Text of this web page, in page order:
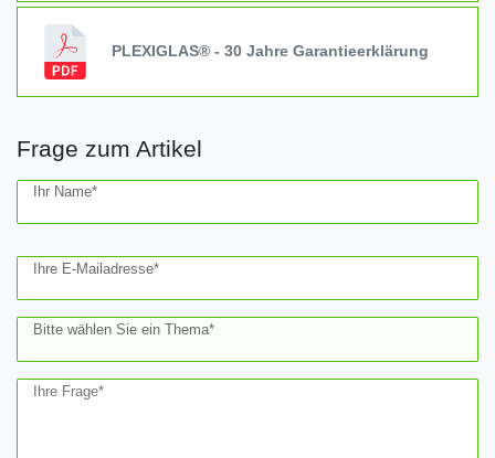
PLEXIGLAS® - 30 Jahre Garantieerklärung
Frage zum Artikel
Ihr Name*
Ihre E-Mailadresse*
Bitte wählen Sie ein Thema*
Ihre Frage*
Ceres::Template.mailFormHoneypotLabel